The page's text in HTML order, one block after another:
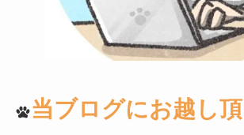
当ブログにお越し